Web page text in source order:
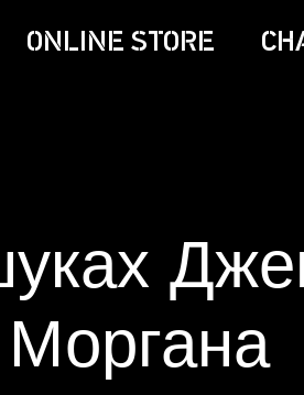
ONLINE STORE
Моргана